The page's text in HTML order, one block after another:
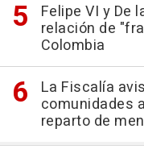
Felipe VI y De
relación de
Colombia
La Fiscalía
comunidades
reparto de